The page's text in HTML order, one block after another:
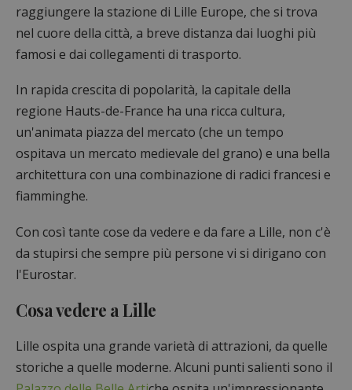
raggiungere la stazione di Lille Europe, che si trova
nel cuore della città, a breve distanza dai luoghi più
famosi e dai collegamenti di trasporto.
In rapida crescita di popolarità, la capitale della
regione Hauts-de-France ha una ricca cultura,
un'animata piazza del mercato (che un tempo
ospitava un mercato medievale del grano) e una bella
architettura con una combinazione di radici francesi e
fiamminghe.
Con così tante cose da vedere e da fare a Lille, non c'è
da stupirsi che sempre più persone vi si dirigano con
l'Eurostar.
Cosa vedere a Lille
Lille ospita una grande varietà di attrazioni, da quelle
storiche a quelle moderne. Alcuni punti salienti sono il